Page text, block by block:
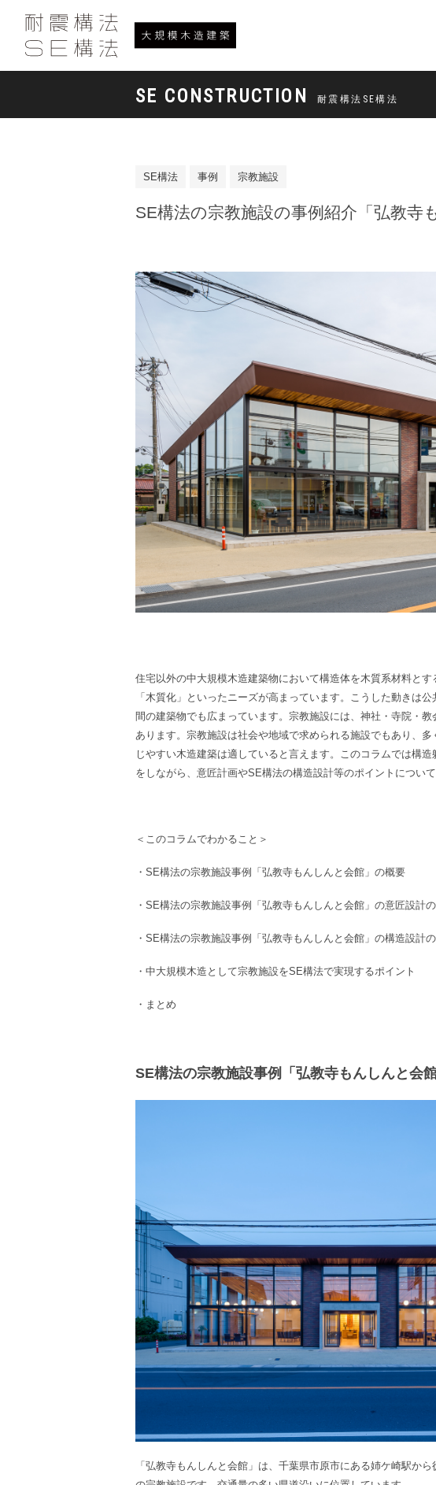
SE CONSTRUCTION 耐震構法SE構法
SE構法 事例 宗教施設
SE構法の宗教施設の事例紹介「弘教寺
住宅以外の中大規模木造建築物において構造体を木質系材料と
「木質化」といったニーズが高まっています。こうした動きは
間の建築物でも広まっています。 宗教施設には、神社・寺院・
あります。宗教施設は社会や地域で求められる施設でもあり、
じやすい木造建築は適していると言えます。 このコラムでは構
をしながら、意匠計画やSE構法の構造設計等のポイントについて
＜このコラムでわかること＞
・ SE構法の宗教施設事例「弘教寺もんしんと会館」の概要
・ SE構法の宗教施設事例「弘教寺もんしんと会館」 の意匠設計
・ SE構法の宗教施設事例「弘教寺もんしんと会館」 の構造設計
・ 中大規模木造 として宗教施設をSE構法で実現するポイント
・まとめ
SE構法の宗教施設事例「弘教寺もんしんと会
「弘教寺もんしんと会館」は、千葉県市原市にある姉ケ崎駅か